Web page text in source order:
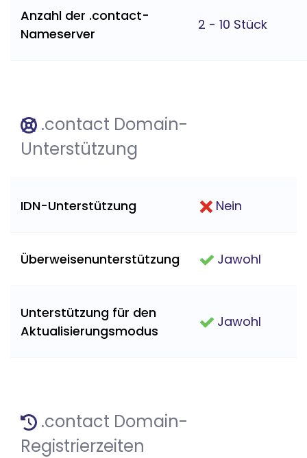
Anzahl der .contact-
Nameserver
2 - 10 Stück
.contact Domain-
Unterstützung
IDN-Unterstützung Nein
Überweisenunterstützung Jawohl
Unterstützung für den
Aktualisierungsmodus
Jawohl
.contact Domain-
Registrierzeiten